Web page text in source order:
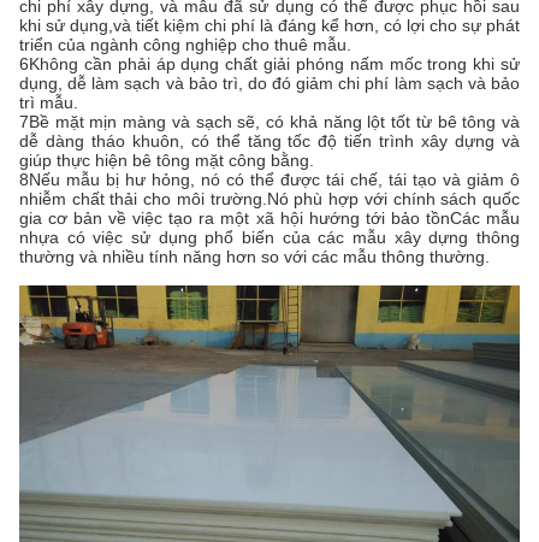
chi phí xây dựng, và mẫu đã sử dụng có thể được phục hồi sau
khi sử dụng,và tiết kiệm chi phí là đáng kể hơn, có lợi cho sự phát
triển của ngành công nghiệp cho thuê mẫu.
6Không cần phải áp dụng chất giải phóng nấm mốc trong khi sử
dụng, dễ làm sạch và bảo trì, do đó giảm chi phí làm sạch và bảo
trì mẫu.
7Bề mặt mịn màng và sạch sẽ, có khả năng lột tốt từ bê tông và
dễ dàng tháo khuôn, có thể tăng tốc độ tiến trình xây dựng và
giúp thực hiện bê tông mặt công bằng.
8Nếu mẫu bị hư hỏng, nó có thể được tái chế, tái tạo và giảm ô
nhiễm chất thải cho môi trường.Nó phù hợp với chính sách quốc
gia cơ bản về việc tạo ra một xã hội hướng tới bảo tồnCác mẫu
nhựa có việc sử dụng phổ biến của các mẫu xây dựng thông
thường và nhiều tính năng hơn so với các mẫu thông thường.